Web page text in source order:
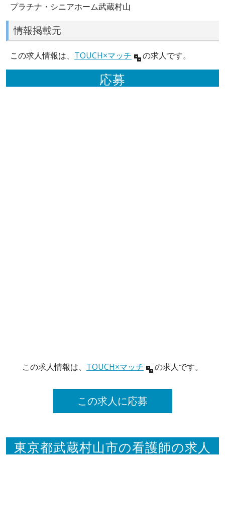
プラチナ・シニアホーム武蔵村山
情報掲載元
この求人情報は、 TOUCH×マッチ の求人です。
応募
この求人情報は、 TOUCH×マッチ の求人です。
この求人に応募
東京都武蔵村山市の看護師の求人